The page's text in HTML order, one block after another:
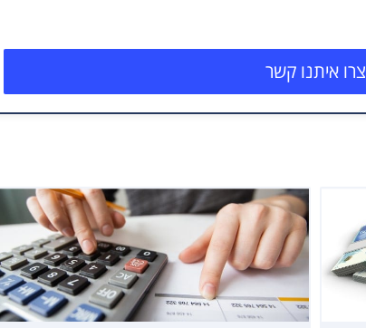
צרו איתנו קשר